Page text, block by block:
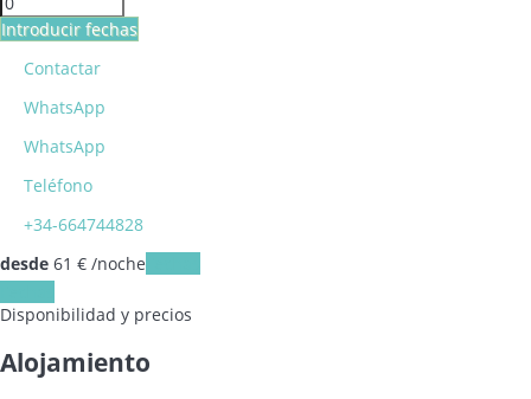
Introducir fechas
Contactar
WhatsApp
WhatsApp
Teléfono
+34-664744828
desde 61 € /noche
Disponibilidad y precios
Alojamiento